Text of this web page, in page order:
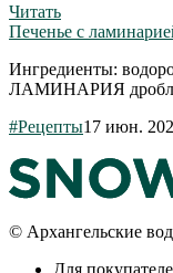
Читать
Печенье с
Ингредиенты:
ЛАМИНАРИЯ
#Рецепты17 июн.
© Архангельские
Для